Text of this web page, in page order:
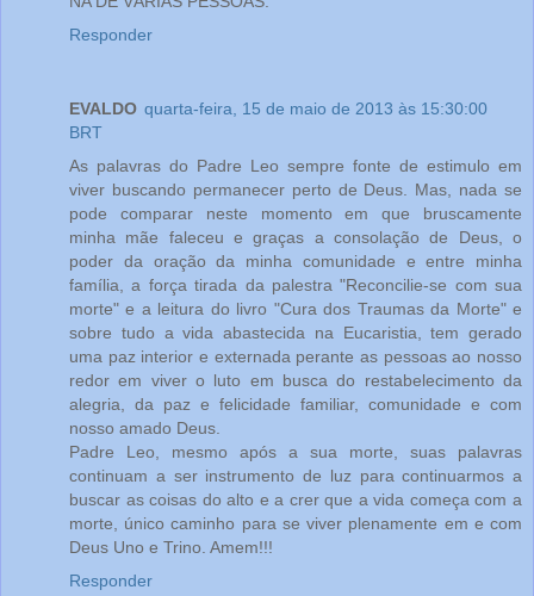
Responder
EVALDO quarta-feira, 15 de maio de 2013 às 15:30:00
BRT
As palavras do Padre Leo sempre fonte de estimulo em
viver buscando permanecer perto de Deus. Mas, nada se
pode comparar neste momento em que bruscamente
minha mãe faleceu e graças a consolação de Deus, o
poder da oração da minha comunidade e entre minha
família, a força tirada da palestra "Reconcilie-se com sua
morte" e a leitura do livro "Cura dos Traumas da Morte" e
sobre tudo a vida abastecida na Eucaristia, tem gerado
uma paz interior e externada perante as pessoas ao nosso
redor em viver o luto em busca do restabelecimento da
alegria, da paz e felicidade familiar, comunidade e com
nosso amado Deus.
Padre Leo, mesmo após a sua morte, suas palavras
continuam a ser instrumento de luz para continuarmos a
buscar as coisas do alto e a crer que a vida começa com a
morte, único caminho para se viver plenamente em e com
Deus Uno e Trino. Amem!!!
Responder